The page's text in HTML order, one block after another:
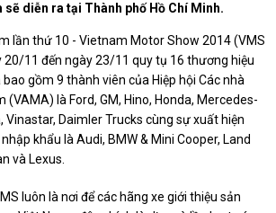
diễn ra tại Thành phố Hồ Chí Minh.
lần thứ 10 - Vietnam Motor Show 2014 (VMS
20/11 đến ngày 23/11 quy tụ 16 thương hiệu
gồm 9 thành viên của Hiệp hội Các nhà
(VAMA) là Ford, GM, Hino, Honda, Mercedes-
Vinastar, Daimler Trucks cùng sự xuất hiện
khẩu là Audi, BMW & Mini Cooper, Land
và Lexus.
luôn là nơi để các hãng xe giới thiệu sản